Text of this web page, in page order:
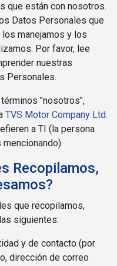
que están con nosotros.
Datos Personales que
manejamos y los
Por favor, lee
nuestras
Personales.
"nosotros",
TVS Motor Company Ltd.
a TI (la persona
Recopilamos,
que recopilamos,
siguientes:
y de contacto (por
dirección de correo